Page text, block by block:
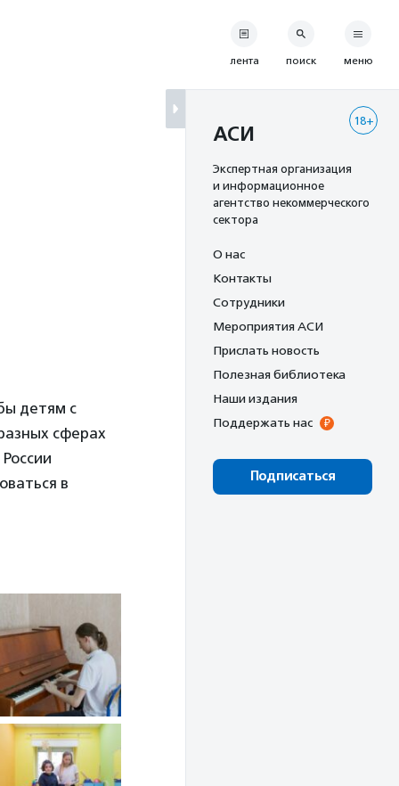
детям с
сферах
в
лента поиск меню
18+
АСИ
Экспертная организация
и информационное
агентство некоммерческого
сектора
О нас
Контакты
Сотрудники
Мероприятия АСИ
Прислать новость
Полезная библиотека
Наши издания
Поддержать нас
Подписаться